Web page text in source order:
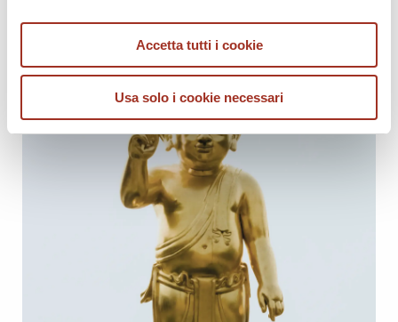
Accetta tutti i cookie
Usa solo i cookie necessari